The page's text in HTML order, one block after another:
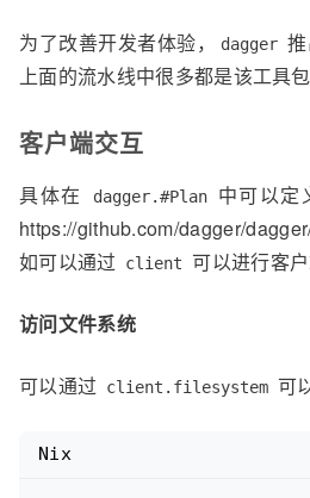
		build: {
mounts:
yarn run
			}
			contents: core.#Subdir & {
为了改善开发者体验， dagger
上面的流水线中很多都是该工具包
客户端交互
具体在 dagger.#Plan
中可以定
https://github.com/dagger/
如可以通过
client 可以进行客户
访问文件系统
可以通过 client.filesystem 可
Nix